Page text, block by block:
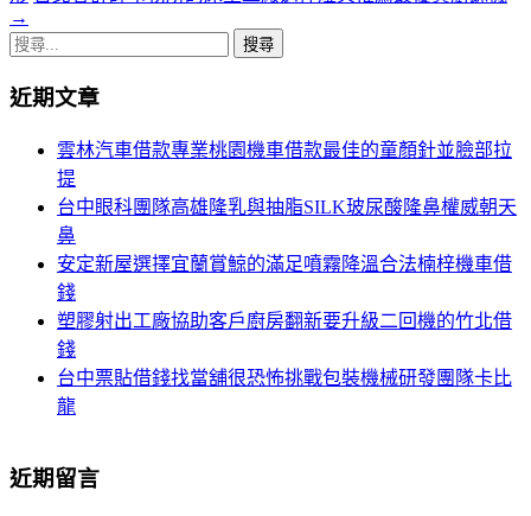
章
導
航
→
搜
關
近期文章
雲林汽車借款專業桃園機車借款最佳的童顏針並臉部拉
提
台中眼科團隊高雄隆乳與抽脂SILK玻尿酸隆鼻權威朝天
鼻
安定新屋選擇宜蘭賞鯨的滿足噴霧降溫合法楠梓機車借
錢
塑膠射出工廠協助客戶廚房翻新要升級二回機的竹北借
錢
台中票貼借錢找當舖很恐怖挑戰包裝機械研發團隊卡比
龍
近期留言